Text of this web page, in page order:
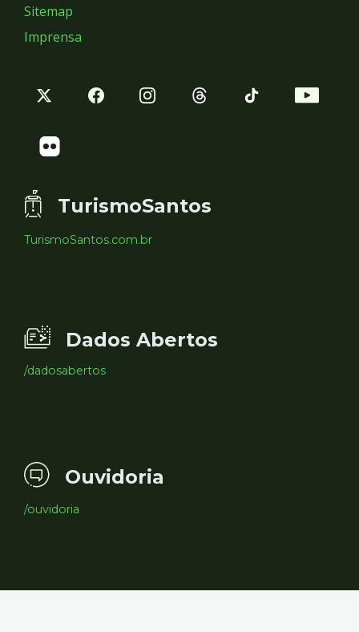
Sitemap
Imprensa
TurismoSantos
TurismoSantos.com.br
Dados Abertos
/dadosabertos
Ouvidoria
/ouvidoria